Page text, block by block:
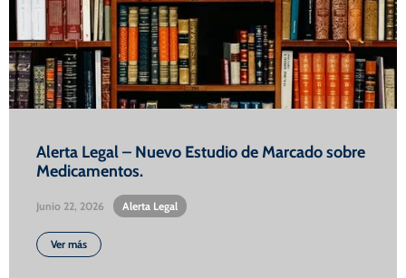
Alerta Legal – Nuevo Estudio de Marcado sobre
Medicamentos.
Junio 22, 2026 Alerta Legal
Ver más